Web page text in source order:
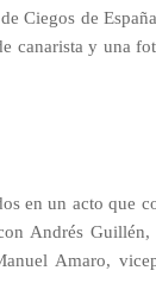
Ciegos de
canarista y una
en un acto que
Andrés
Amaro,